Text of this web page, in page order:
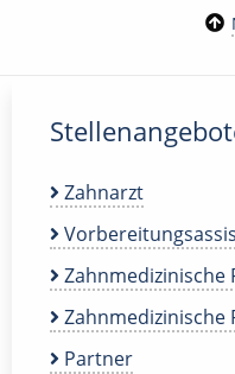
Zahnarzt
Zahnmedizinische
Zahnmedizinische
Partner